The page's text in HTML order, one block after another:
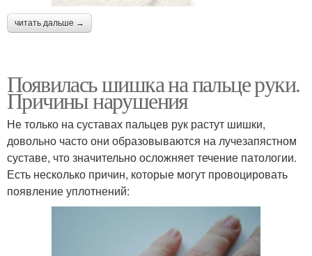
читать дальше →
Появилась шишка на пальце руки.
Причины нарушения
Не только на суставах пальцев рук растут шишки,
довольно часто они образовываются на лучезапястном
суставе, что значительно осложняет течение патологии.
Есть несколько причин, которые могут провоцировать
появление уплотнений: